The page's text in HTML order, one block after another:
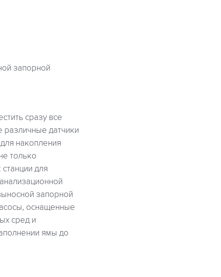
запорной
сразу все
различные датчики
накопления
только
для
запорной
оснащенные
сред и
ямы до